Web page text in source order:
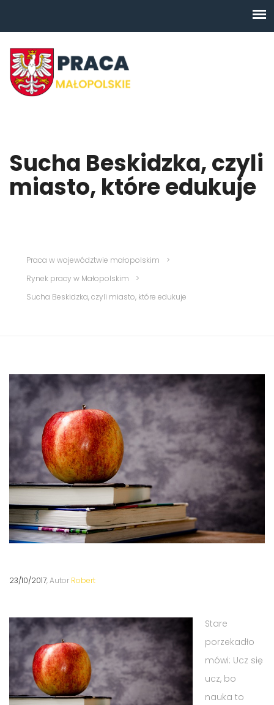
Sucha Beskidzka, czyli
miasto, które edukuje
Praca w województwie małopolskim
>
Rynek pracy w Małopolskim
>
Sucha Beskidzka, czyli miasto, które edukuje
23/10/2017, Autor Robert
Stare
porzekadło
mówi: Ucz się
ucz, bo
nauka to